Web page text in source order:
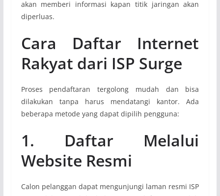
akan memberi informasi kapan titik jaringan akan
diperluas.
Cara Daftar Internet
Rakyat dari ISP Surge
Proses pendaftaran tergolong mudah dan bisa
dilakukan tanpa harus mendatangi kantor. Ada
beberapa metode yang dapat dipilih pengguna:
1. Daftar Melalui
Website Resmi
Calon pelanggan dapat mengunjungi laman resmi ISP